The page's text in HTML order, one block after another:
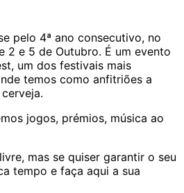
pelo 4ª ano consecutivo, no
2 e 5 de Outubro. É um evento
um dos festivais mais
temos como anfitriões a
jogos, prémios, música ao
mas se quiser garantir o seu
tempo e faça aqui a sua